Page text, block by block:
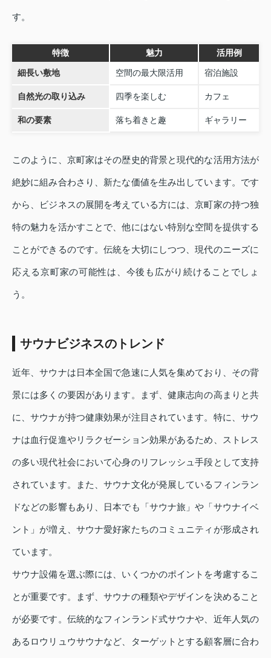
す。
特徴 魅力 活用例
細長い敷地 空間の最大限活用 宿泊施設
自然光の取り込み 四季を楽しむ カフェ
和の要素 落ち着きと趣 ギャラリー
このように、京町家はその歴史的背景と現代的な活用方法が
絶妙に組み合わさり、新たな価値を生み出しています。です
から、ビジネスの展開を考えている方には、京町家の持つ独
特の魅力を活かすことで、他にはない特別な空間を提供する
ことができるのです。伝統を大切にしつつ、現代のニーズに
応える京町家の可能性は、今後も広がり続けることでしょ
う。
サウナビジネスのトレンド
近年、サウナは日本全国で急速に人気を集めており、その背
景には多くの要因があります。まず、健康志向の高まりと共
に、サウナが持つ健康効果が注目されています。特に、サウ
ナは血行促進やリラクゼーション効果があるため、ストレス
の多い現代社会において心身のリフレッシュ手段として支持
されています。また、サウナ文化が発展しているフィンラン
ドなどの影響もあり、日本でも「サウナ旅」や「サウナイベ
ント」が増え、サウナ愛好家たちのコミュニティが形成され
ています。
サウナ設備を選ぶ際には、いくつかのポイントを考慮するこ
とが重要です。まず、サウナの種類やデザインを決めること
が必要です。伝統的なフィンランド式サウナや、近年人気の
あるロウリュウサウナなど、ターゲットとする顧客層に合わ